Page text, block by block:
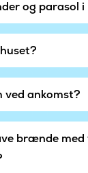
og parasol i
ved ankomst?
brænde med